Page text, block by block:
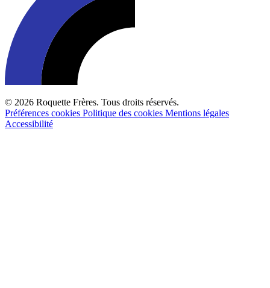
© 2026 Roquette Frères. Tous droits réservés.
Préférences cookies Politique des cookies Mentions légales
Accessibilité